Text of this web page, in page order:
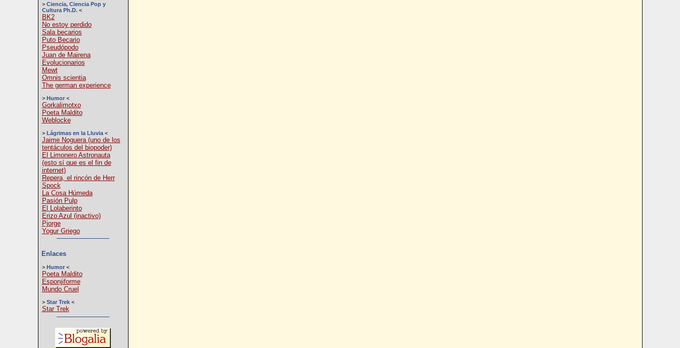
> Ciencia, Ciencia Pop y
Cultura Ph.D.<
BK2
No estoy perdido
Sala becarios
Puto Becario
Pseudópodo
Juan de Mairena
Evolucionarios
Mewt
Omnis scientia
The german experience
> Humor<
Gorkalimotxo
Poeta Maldito
Weblocke
> Lágrimas en la Lluvia<
Jaime Noguera (uno de los
tentáculos del biopoder)
El Limonero Astronauta
(esto sí que es el fin de
internet)
Repera, el rincón de Herr
Spock
La Cosa Húmeda
Pasión Pulp
El Lolaberinto
Erizo Azul (inactivo)
Pjorge
Yogur Griego
Enlaces
> Humor<
Poeta Maldito
Esponjiforme
Mundo Cruel
> Star Trek<
Star Trek